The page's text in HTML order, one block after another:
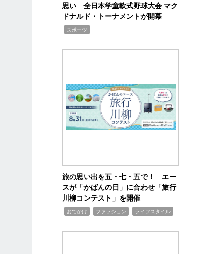
思い 全日本学童軟式野球大会 マク
ドナルド・トーナメントが開幕
スポーツ
旅の思い出を五・七・五で！ エー
スが「かばんの日」に合わせ「旅行
川柳コンテスト」を開催
おでかけ ファッション ライフスタイル